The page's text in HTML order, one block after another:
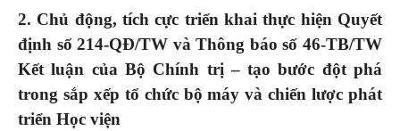
2. Chủ động, tích cực triển khai thực hiện Quyết
định số 214-QĐ/TW và Thông báo số 46-TB/TW
Kết luận của Bộ Chính trị – tạo bước đột phá
trong sắp xếp tổ chức bộ máy và chiến lược phát
triển Học viện